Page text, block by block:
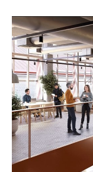
Rökerigatan 7